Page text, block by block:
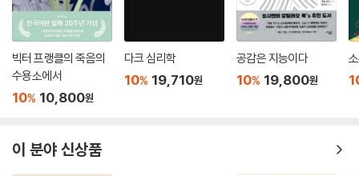
해도 된다고 나에게 지지하고 격려하는 유일한 내면의 친구가 바로 우리
자신의 꿈이다. 그래서 저자는 우리가 꿈속으로 들어가 그 속에서 나를 만
나고, 내 이야기를 듣는 과정에서 과거와 현재, 그리고 미래를 하나로 융합
하며 새로운 나, 온전한 나를 찾아갈 수 있다고 말한다.
“삶의 에너지가 고갈되었을 때도
소원의 길을 찾아가는 용기에 대하여
빅터 프랭클의 죽음의
수용소에서
10% 10,800원
다크 심리학
10% 19,710원
공감은 지능이다
10% 19,800원
이 분야 신상품